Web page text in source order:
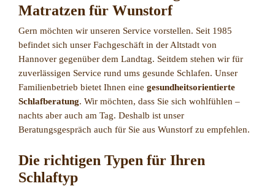
Matratzen für Wunstorf
Gern möchten wir unseren Service vorstellen. Seit 1985
befindet sich unser Fachgeschäft in der Altstadt von
Hannover gegenüber dem Landtag. Seitdem stehen wir für
zuverlässigen Service rund ums gesunde Schlafen. Unser
Familienbetrieb bietet Ihnen eine gesundheitsorientierte
Schlafberatung. Wir möchten, dass Sie sich wohlfühlen –
nachts aber auch am Tag. Deshalb ist unser
Beratungsgespräch auch für Sie aus Wunstorf zu empfehlen.
Die richtigen Typen für Ihren
Schlaftyp